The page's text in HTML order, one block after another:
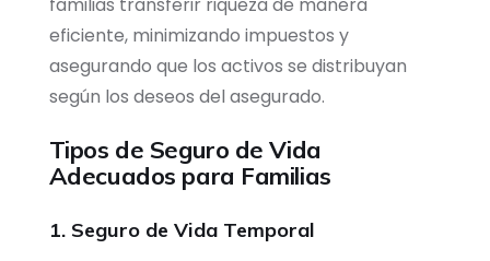
eficiente, minimizando impuestos y
asegurando que los activos se distribuyan
según los deseos del asegurado.
Tipos de Seguro de Vida
Adecuados para Familias
1. Seguro de Vida Temporal